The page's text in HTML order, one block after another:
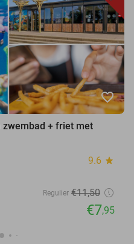
favorite_border
zwembad + friet met
9.6 star
Regulier €11,50
€7,95